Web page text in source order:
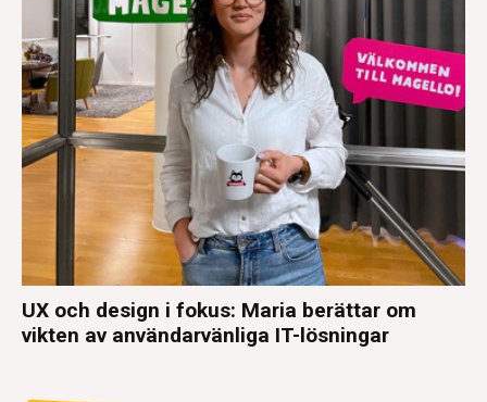
UX och design i fokus: Maria berättar om
vikten av användarvänliga IT-lösningar